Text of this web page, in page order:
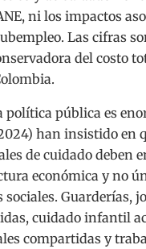
ni los impactos
Las cifras
del costo
política pública es
han insistido en
de cuidado deben
económica y no
Guarderías,
cuidado infantil
compartidas y